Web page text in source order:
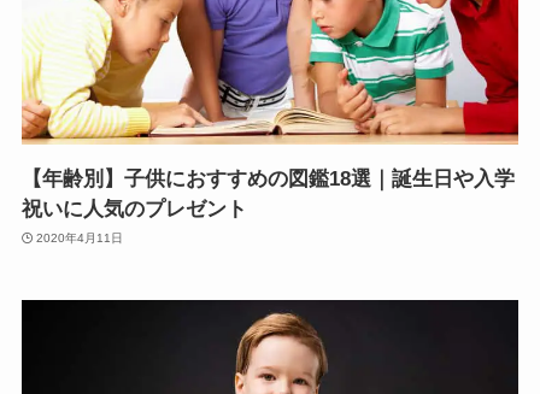
【年齢別】子供におすすめの図鑑18選｜誕生日や入学
祝いに人気のプレゼント
2020年4月11日